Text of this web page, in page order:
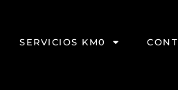
SERVICIOS KM0